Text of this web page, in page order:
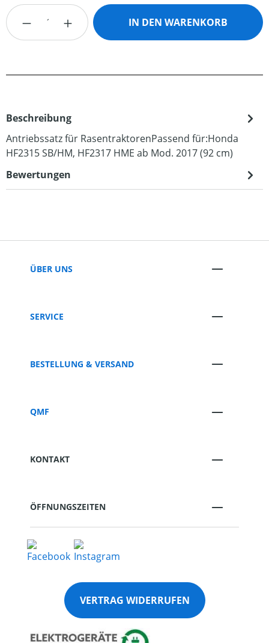
Produkt Anzahl: Gib den gewünschten
IN DEN WARENKORB
Beschreibung
Antriebssatz für RasentraktorenPassend für:Honda
HF2315 SB/HM, HF2317 HME ab Mod. 2017 (92 cm)
Bewertungen
ÜBER UNS
SERVICE
BESTELLUNG & VERSAND
QMF
KONTAKT
ÖFFNUNGSZEITEN
VERTRAG WIDERRUFEN